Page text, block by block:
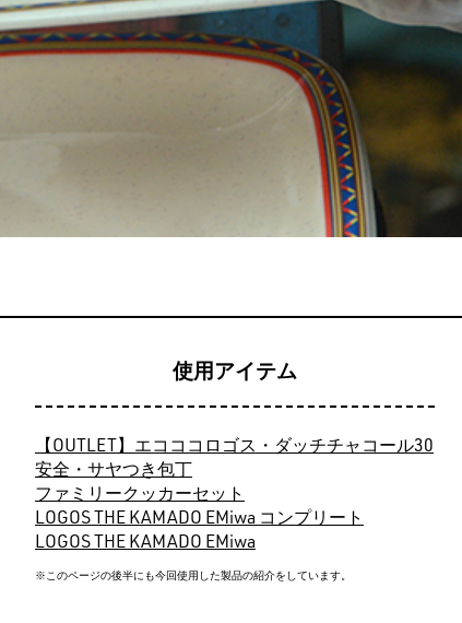
使用アイテム
【OUTLET】エコココロゴス・ダッチチャコール30
安全・サヤつき包丁
ファミリークッカーセット
LOGOS THE KAMADO EMiwa コンプリート
LOGOS THE KAMADO EMiwa
※このページの後半にも今回使用した製品の紹介をしています。